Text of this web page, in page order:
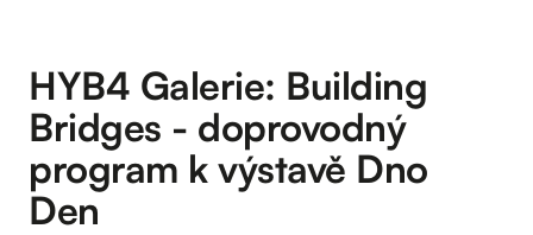
HYB4 Galerie: Building
Bridges - doprovodný
program k výstavě Dno
Den